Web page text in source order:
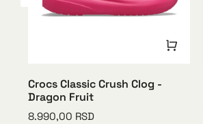
Crocs Classic Crush Clog -
Dragon Fruit
8.990,00 RSD